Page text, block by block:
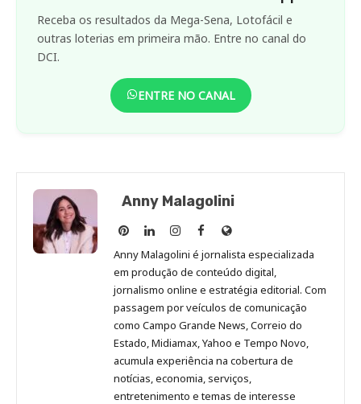
Receba os resultados da Mega-Sena, Lotofácil e
outras loterias em primeira mão. Entre no canal do
DCI.
ENTRE NO CANAL
Anny Malagolini
Anny
Malagolini
no
Pinterest
Anny
Malagolini
no
LinkedIn
Anny
Malagolini
no
Instagram
Anny
Malagolini
no
Facebook
Site
de
Anny
Malagolini
Anny Malagolini é jornalista especializada
em produção de conteúdo digital,
jornalismo online e estratégia editorial. Com
passagem por veículos de comunicação
como Campo Grande News, Correio do
Estado, Midiamax, Yahoo e Tempo Novo,
acumula experiência na cobertura de
notícias, economia, serviços,
entretenimento e temas de interesse